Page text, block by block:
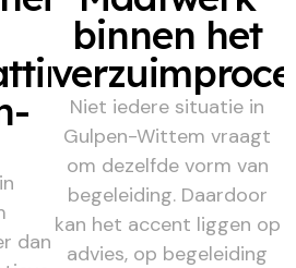
dan
binnen het
Niet iedere situatie in
Gulpen-Wittem vraagt
om dezelfde vorm van
begeleiding. Daardoor
kan het accent liggen op
advies, op begeleiding